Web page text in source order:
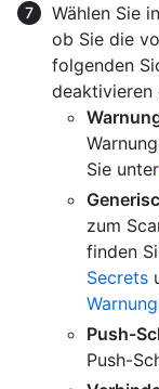
Wählen Sie
ob Sie die
folgenden
deaktivieren
Sie unter
zum
finden
Secrets
Push-
Push-